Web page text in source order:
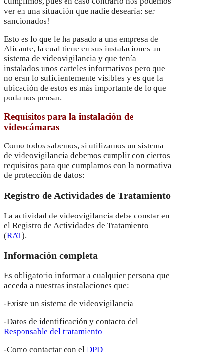
ver en una situación que nadie desearía: ser
sancionados!
Esto es lo que le ha pasado a una empresa de
Alicante, la cual tiene en sus instalaciones un
sistema de videovigilancia y que tenía
instalados unos carteles informativos pero que
no eran lo suficientemente visibles y es que la
ubicación de estos es más importante de lo que
podamos pensar.
Requisitos para la instalación de
videocámaras
Como todos sabemos, si utilizamos un sistema
de videovigilancia debemos cumplir con ciertos
requisitos para que cumplamos con la normativa
de protección de datos:
Registro de Actividades de Tratamiento
La actividad de videovigilancia debe constar en
el Registro de Actividades de Tratamiento
(RAT).
Información completa
Es obligatorio informar a cualquier persona que
acceda a nuestras instalaciones que:
-Existe un sistema de videovigilancia
-Datos de identificación y contacto del
Responsable del tratamiento
-Como contactar con el DPD